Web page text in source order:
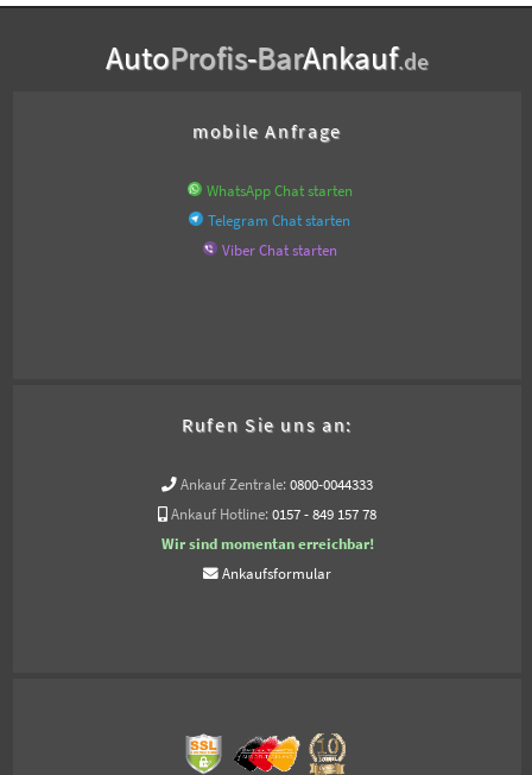
AutoProfis-BarAnkauf.de
mobile Anfrage
WhatsApp Chat starten
Telegram Chat starten
Viber Chat starten
Rufen Sie uns an:
Ankauf Zentrale: 0800-0044333
Ankauf Hotline: 0157 - 849 157 78
Wir sind momentan erreichbar!
Ankaufsformular